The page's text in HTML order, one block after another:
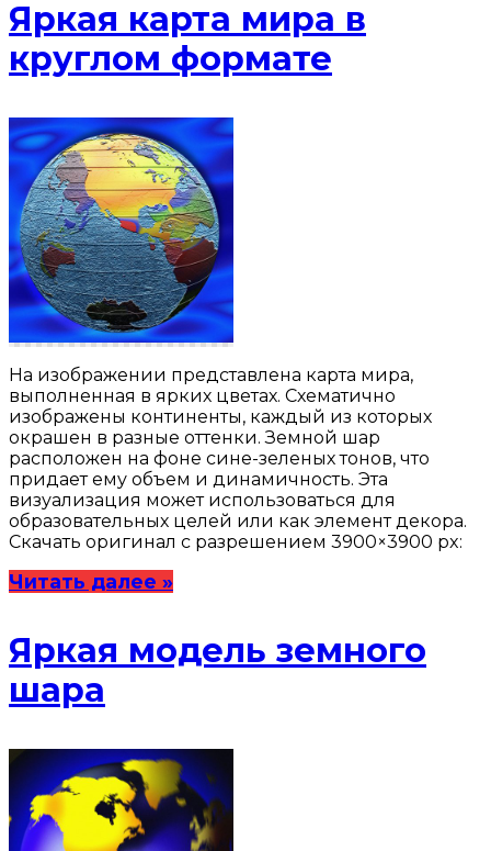
Яркая карта мира в
круглом формате
На изображении представлена карта мира,
выполненная в ярких цветах. Схематично
изображены континенты, каждый из которых
окрашен в разные оттенки. Земной шар
расположен на фоне сине-зеленых тонов, что
придает ему объем и динамичность. Эта
визуализация может использоваться для
образовательных целей или как элемент декора.
Скачать оригинал с разрешением 3900×3900 px:
Читать далее »
Яркая модель земного
шара